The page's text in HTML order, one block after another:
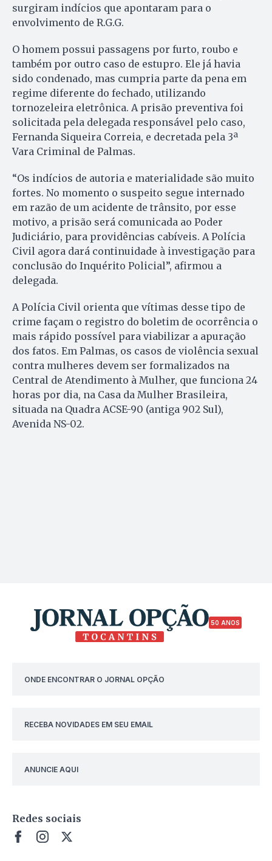
surgiram indícios que apontaram para o
envolvimento de R.G.G.
O homem possui passagens por furto, roubo e
também por outro caso de estupro. Ele já havia
sido condenado, mas cumpria parte da pena em
regime diferente do fechado, utilizando
tornozeleira eletrônica. A prisão preventiva foi
solicitada pela delegada responsável pelo caso,
Fernanda Siqueira Correia, e decretada pela 3ª
Vara Criminal de Palmas.
“Os indícios de autoria e materialidade são muito
fortes. No momento o suspeito segue internado
em razão de um acidente de trânsito, por esse
motivo, a prisão será comunicada ao Poder
Judiciário, para providências cabíveis. A Polícia
Civil agora dará continuidade à investigação para
conclusão do Inquérito Policial”, afirmou a
delegada.
A Polícia Civil orienta que vítimas desse tipo de
crime façam o registro do boletim de ocorrência o
mais rápido possível para viabilizar a apuração
dos fatos. Em Palmas, os casos de violência sexual
contra mulheres devem ser formalizados na
Central de Atendimento à Mulher, que funciona 24
horas por dia, na Casa da Mulher Brasileira,
situada na Quadra ACSE-90 (antiga 902 Sul),
Avenida NS-02.
50 ANOS
ONDE ENCONTRAR O JORNAL OPÇÃO
RECEBA NOVIDADES EM SEU EMAIL
ANUNCIE AQUI
Redes sociais